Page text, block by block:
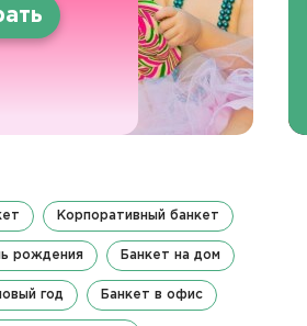
Корпоративный банкет
рождения Банкет на дом
год Банкет в офис